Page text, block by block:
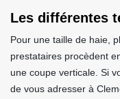
Les différentes
Pour une taille de haie,
prestataires procèdent
une coupe verticale. Si
de vous adresser à